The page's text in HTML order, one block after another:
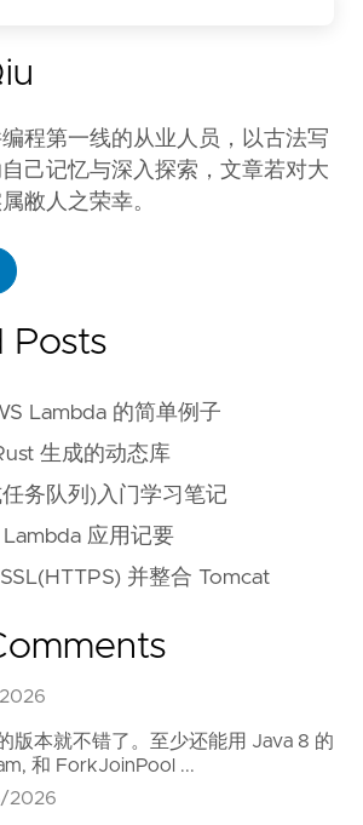
程第一线的从业人员，以古法写
己记忆与深入探索，文章若对大
敝人之荣幸。
Posts
Lambda 的简单例子
生成的动态库
务队列)入门学习笔记
应用记要
并整合 Tomcat
版本就不错了。至少还能用 Java 8 的
和 ForkJoinPool ...
2026